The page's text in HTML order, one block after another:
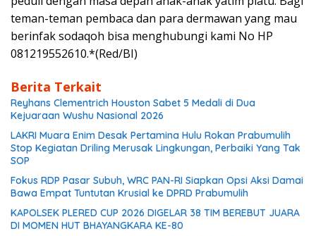
teman-teman pembaca dan para dermawan yang mau
berinfak sodaqoh bisa menghubungi kami No HP
081219552610.*(Red/BI)
Berita Terkait
Reyhans Clementrich Houston Sabet 5 Medali di Dua
Kejuaraan Wushu Nasional 2026
LAKRI Muara Enim Desak Pertamina Hulu Rokan Prabumulih
Stop Kegiatan Driling Merusak Lingkungan, Perbaiki Yang Tak
SOP
Fokus RDP Pasar Subuh, WRC PAN-RI Siapkan Opsi Aksi Damai
Bawa Empat Tuntutan Krusial ke DPRD Prabumulih
KAPOLSEK PLERED CUP 2026 DIGELAR 38 TIM BEREBUT JUARA
DI MOMEN HUT BHAYANGKARA KE-80